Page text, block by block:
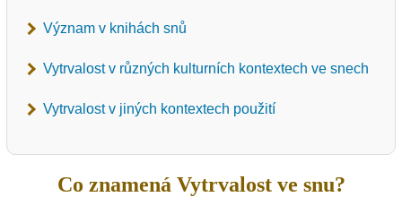
Význam v knihách snů
Vytrvalost v různých kulturních kontextech ve snech
Vytrvalost v jiných kontextech použití
Co znamená Vytrvalost ve snu?